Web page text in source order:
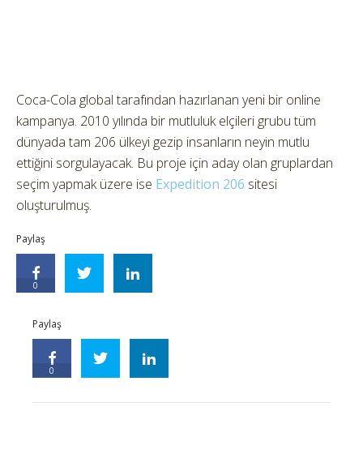
Coca-Cola global tarafından hazırlanan yeni bir online
kampanya. 2010 yılında bir mutluluk elçileri grubu tüm
dünyada tam 206 ülkeyi gezip insanların neyin mutlu
ettiğini sorgulayacak. Bu proje için aday olan gruplardan
seçim yapmak üzere ise Expedition 206 sitesi
oluşturulmuş.
Paylaş
0
Paylaş
0